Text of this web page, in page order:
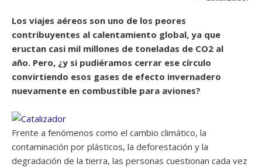
Los viajes aéreos son uno de los peores
contribuyentes al calentamiento global, ya que
eructan casi mil millones de toneladas de CO2 al
año. Pero, ¿y si pudiéramos cerrar ese círculo
convirtiendo esos gases de efecto invernadero
nuevamente en combustible para aviones?
Frente a fenómenos como el cambio climático, la
contaminación por plásticos, la deforestación y la
degradación de la tierra, las personas cuestionan cada vez